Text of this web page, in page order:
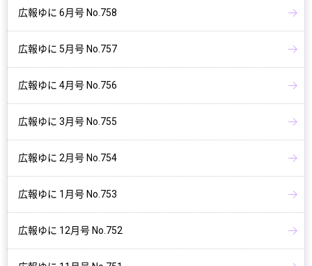
広報ゆに 6月号 No.758
広報ゆに 5月号 No.757
広報ゆに 4月号 No.756
広報ゆに 3月号 No.755
広報ゆに 2月号 No.754
広報ゆに 1月号 No.753
広報ゆに 12月号 No.752